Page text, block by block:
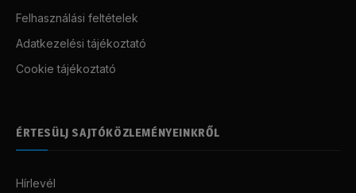
Felhasználási feltételek
Adatkezelési tájékoztató
Cookie tájékoztató
ÉRTESÜLJ SAJTÓKÖZLEMÉNYEINKRŐL
Hírlevél